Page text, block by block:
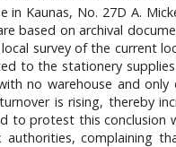
Kaunas, No. 27D A.
based on archival
survey of the current
to the stationery
no warehouse and
is rising, thereby
to protest this
complaining